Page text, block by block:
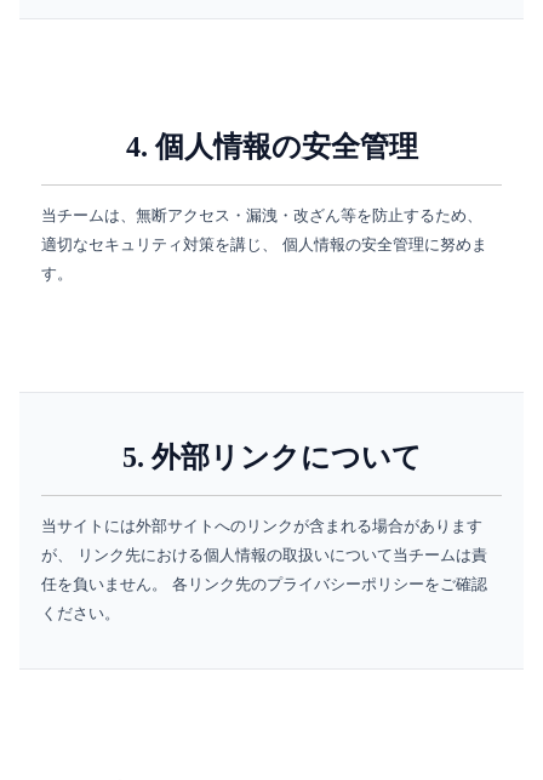
4. 個人情報の安全管理
当チームは、無断アクセス・漏洩・改ざん等を防止するため、
適切なセキュリティ対策を講じ、 個人情報の安全管理に努めま
す。
5. 外部リンクについて
当サイトには外部サイトへのリンクが含まれる場合があります
が、 リンク先における個人情報の取扱いについて当チームは責
任を負いません。 各リンク先のプライバシーポリシーをご確認
ください。